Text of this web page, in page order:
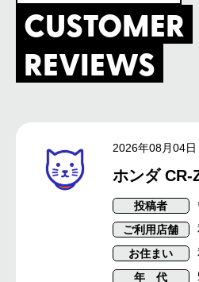
CUSTOMER
REVIEWS
2026年08月04
ホンダ CR-
投稿者
ご利用店舗
お住まい
年 代